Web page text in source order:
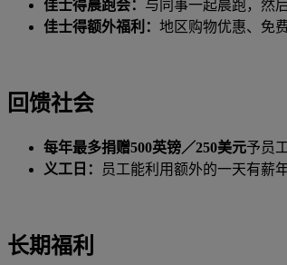
佳士得晨跑会： 与同事一起晨跑，然
佳士得额外福利： 地区购物优惠、免
回馈社会
每年最多捐赠500英镑／250美元予员
义工日：
员工能利用额外的一天有薪
长期福利